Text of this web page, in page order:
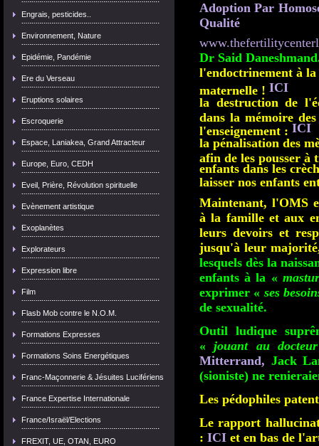
Engrais, pesticides..
Environnement, Nature
Epidémie, Pandémie
Ere du Verseau
Eruptions solaires
Escroquerie
Espace, Laniakea, Grand Attracteur
Europe, Euro, CEDH
Eveil, Prière, Révolution spirituelle
Evènement artistique
Exoplanètes
Explorateurs
Expression libre
Film
Flasb Mob contre le N.O.M.
Formations Expresses
Formations Soins Energétiques
Franc-Maçonnerie & Jésuites Lucifériens
France Expertise Internationale
France/Israël/Elections
FREXIT, UE, OTAN, EURO
Adoption Par
Qualité‎
Dr Said
l'endoctrinement à la
maternelle ! ICI
la destruction de
dans la mémoire
l'enseignement : ICI
la pénalisation des
afin de les pousser
enfants dans les
laisser nos enfants
Maintenant, l'OMS
à la famille et aux
leurs devoirs et
jusqu'à leur
lesquels dès la
enfants à la «
exprimer « ses
de sexualité.
Outil ludique
«jouant au docteur
Mitterrand, Jack
(sioniste) ne
Les pédophiles
Le rapport
: ICI et en bas de